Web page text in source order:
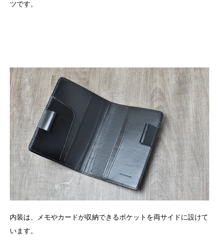
ツです。
内装は、メモやカードが収納できるポケットを両サイドに設けて
います。